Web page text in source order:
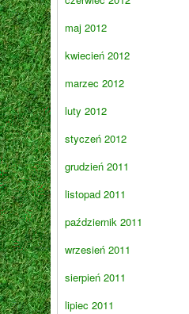
maj 2012
kwiecień 2012
marzec 2012
luty 2012
styczeń 2012
grudzień 2011
listopad 2011
październik 2011
wrzesień 2011
sierpień 2011
lipiec 2011